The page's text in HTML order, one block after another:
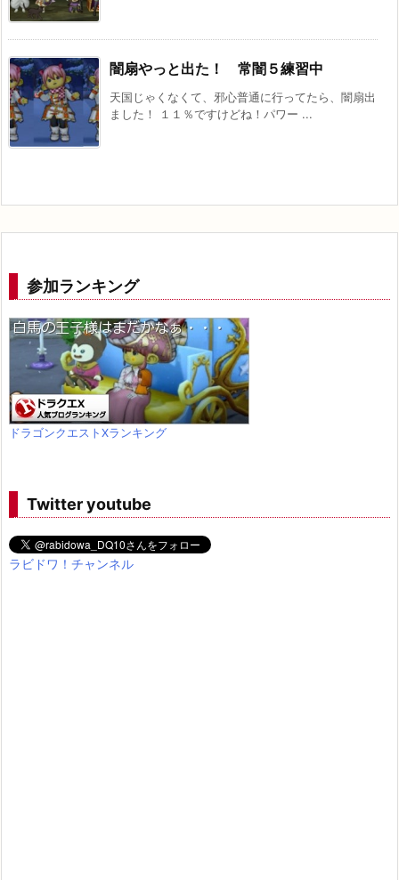
闇扇やっと出た！ 常闇５練習中
天国じゃくなくて、邪心普通に行ってたら、闇扇出
ました！ １１％ですけどね！パワー ...
参加ランキング
ドラゴンクエストXランキング
Twitter youtube
ラビドワ！チャンネル